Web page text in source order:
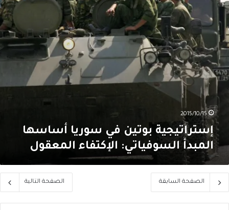
السوفياتي:
الإكتفاء
المعقول
2015/10/15
إستراتيجية بوتين في سوريا أساسها
المبدأ السوفياتي: الإكتفاء المعقول
الصفحة السابقة الصفحة التالية